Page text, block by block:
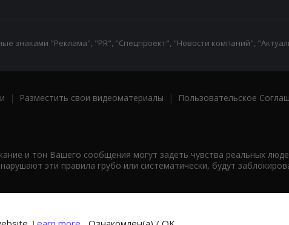
знаками "Реклама", "PR", "Спецпроект", "Новости компаний",
| Разместить свои видеоматериалы | Пользовательское
и тон Вашего сообщения могут задеть чувства реальных
эти правила грубо или систематически, будут